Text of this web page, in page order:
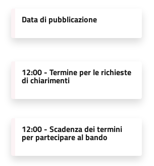
Data di pubblicazione
12:00 - Termine per le richieste
di chiarimenti
12:00 - Scadenza dei termini
per partecipare al bando